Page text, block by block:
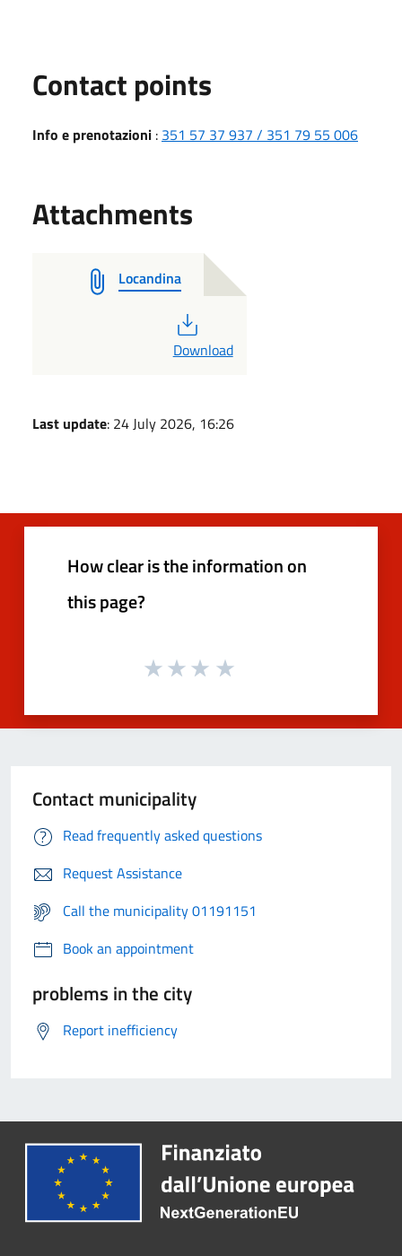
Contact points
Info e prenotazioni : 351 57 37 937 / 351 79 55 006
Attachments
Locandina
PDF
Download
Last update: 24 July 2026, 16:26
How clear is the information on
this page?
Contact municipality
Read frequently asked questions
Request Assistance
Call the municipality 01191151
Book an appointment
problems in the city
Report inefficiency